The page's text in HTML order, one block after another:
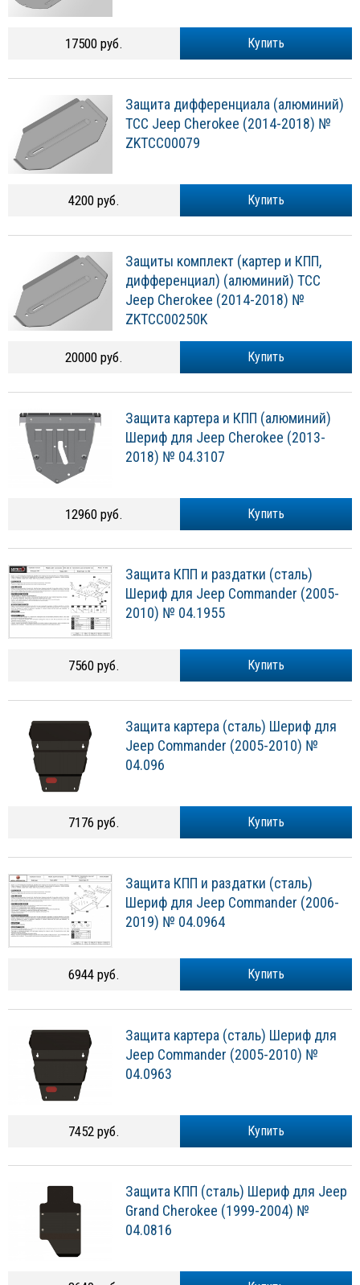
Купить
17500 руб.
Защита дифференциала (алюминий)
ТСС Jeep Cherokee (2014-2018) №
ZKTCC00079
Купить
4200 руб.
Защиты комплект (картер и КПП,
дифференциал) (алюминий) ТСС
Jeep Cherokee (2014-2018) №
ZKTCC00250K
Купить
20000 руб.
Защита картера и КПП (алюминий)
Шериф для Jeep Cherokee (2013-
2018) № 04.3107
Купить
12960 руб.
Защита КПП и раздатки (сталь)
Шериф для Jeep Commander (2005-
2010) № 04.1955
Купить
7560 руб.
Защита картера (сталь) Шериф для
Jeep Commander (2005-2010) №
04.096
Купить
7176 руб.
Защита КПП и раздатки (сталь)
Шериф для Jeep Commander (2006-
2019) № 04.0964
Купить
6944 руб.
Защита картера (сталь) Шериф для
Jeep Commander (2005-2010) №
04.0963
Купить
7452 руб.
Защита КПП (сталь) Шериф для Jeep
Grand Cherokee (1999-2004) №
04.0816